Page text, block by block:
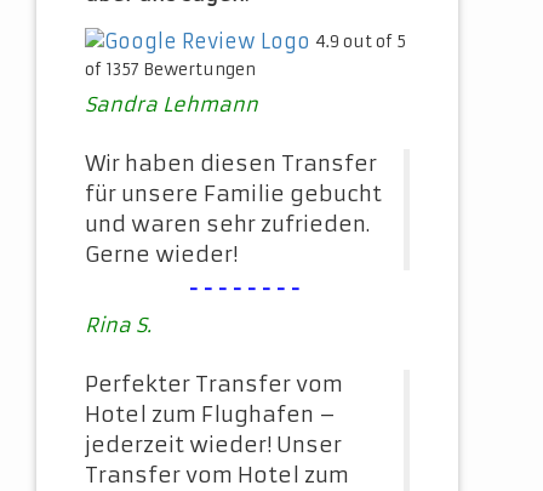
4.9 out of 5
of 1357 Bewertungen
Sandra Lehmann
Wir haben diesen Transfer
für unsere Familie gebucht
und waren sehr zufrieden.
Gerne wieder!
--------
Rina S.
Perfekter Transfer vom
Hotel zum Flughafen –
jederzeit wieder! Unser
Transfer vom Hotel zum